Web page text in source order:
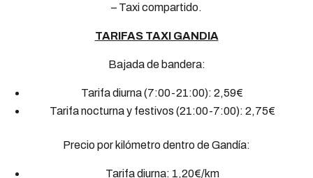
– Taxi compartido.
TARIFAS TAXI GANDIA
Bajada de bandera:
Tarifa diurna (7:00-21:00): 2,59€
Tarifa nocturna y festivos (21:00-7:00): 2,75€
Precio por kilómetro dentro de Gandía:
Tarifa diurna: 1,20€/km